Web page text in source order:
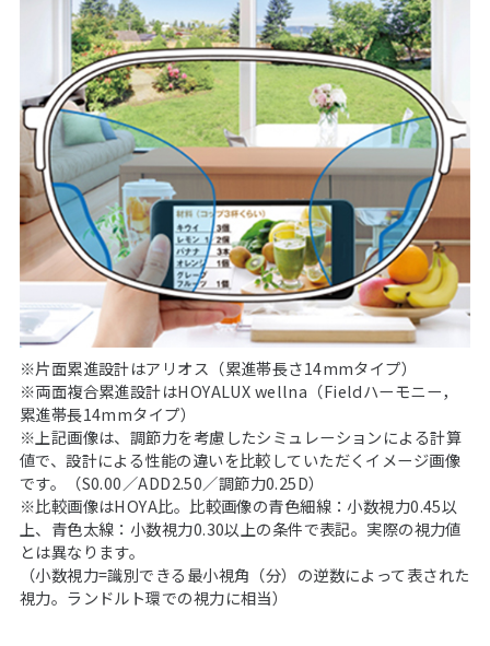
※片面累進設計はアリオス（累進帯長さ14mmタイプ）
※両面複合累進設計はHOYALUX wellna（Fieldハーモニー，
累進帯長14mmタイプ）
※上記画像は、調節力を考慮したシミュレーションによる計算
値で、設計による性能の違いを比較していただくイメージ画像
です。（S0.00／ADD2.50／調節力0.25D）
※比較画像はHOYA比。比較画像の青色細線：小数視力0.45以
上、青色太線：小数視力0.30以上の条件で表記。実際の視力値
とは異なります。
（小数視力=識別できる最小視角（分）の逆数によって表された
視力。ランドルト環での視力に相当）